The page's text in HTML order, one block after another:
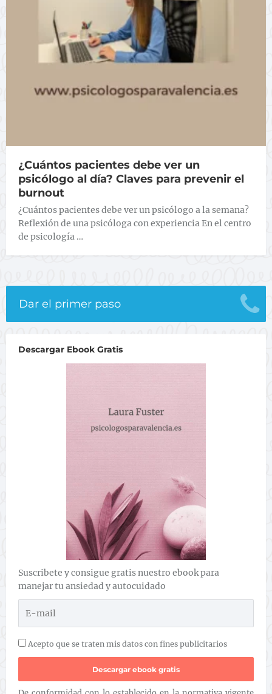
¿Cuántos pacientes debe ver un
psicólogo al día? Claves para prevenir el
burnout
¿Cuántos pacientes debe ver un psicólogo a la semana?
Reflexión de una psicóloga con experiencia En el centro
de psicología …
Dar el primer paso
Descargar Ebook Gratis
Suscribete y consigue gratis nuestro ebook para
manejar tu ansiedad y autocuidado
Acepto que se traten mis datos con fines publicitarios